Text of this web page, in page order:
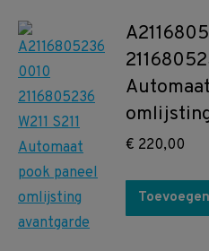
€ 220,00